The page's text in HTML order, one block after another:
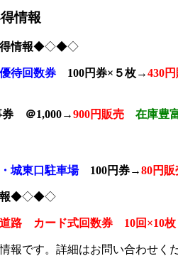
情報
情報◆◇◆◇
待回数券 100円券×５枚→430
券 ＠1,000→900円販売 在庫豊
城東口駐車場 100円券→80円販
◆◇◆◇
路 カード式回数券 10回×10枚
報です。詳細はお問い合わせく